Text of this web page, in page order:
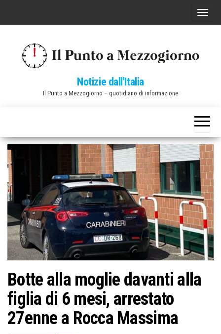
C
a
v
i
g
a
z
i
o
n
e
Notizie dall'Italia
Il Punto a Mezzogiorno – quotidiano di informazione
Botte alla moglie davanti alla
figlia di 6 mesi, arrestato
27enne a Rocca Massima